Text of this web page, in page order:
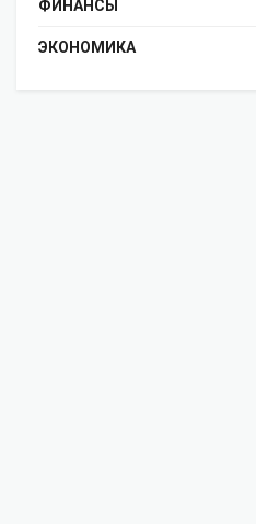
ФИНАНСЫ
ЭКОНОМИКА